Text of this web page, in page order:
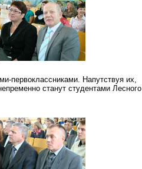
первоклассниками. Напутствуя их,
станут студентами Лесного